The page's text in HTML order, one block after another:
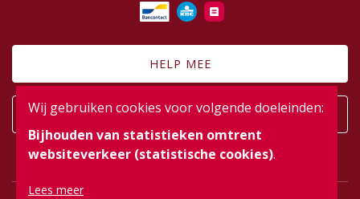
HELP MEE
AANMELDEN
Wij gebruiken cookies voor volgende doeleinden:
Bijhouden van statistieken omtrent
websiteverkeer (statistische cookies).
Lees meer